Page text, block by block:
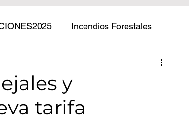
Incendios Forestales
Historias
y
tarifa